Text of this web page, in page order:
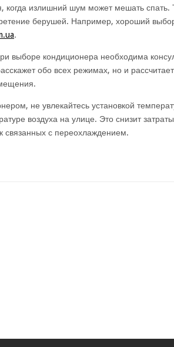
когда излишний шум может мешать спать.
берушей. Например, хороший
.
выборе кондиционера необходима
обо всех режимах, но и
не увлекайтесь установкой
воздуха на улице. Это снизит
связанных с переохлаждением.